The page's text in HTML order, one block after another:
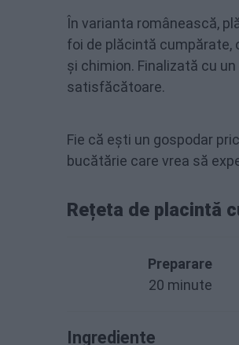
În varianta românească,
foi de plăcintă cumpărate,
și chimion. Finalizată cu
satisfăcătoare.
Fie că ești un gospodar
bucătărie care vrea să
Rețeta de placintă
Preparare
20 minute
Ingrediente